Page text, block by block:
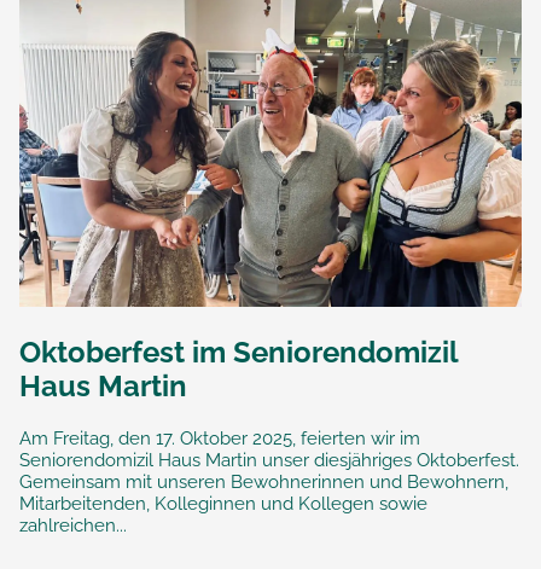
Oktoberfest im Seniorendomizil
Haus Martin
Am Freitag, den 17. Oktober 2025, feierten wir im
Seniorendomizil Haus Martin unser diesjähriges Oktoberfest.
Gemeinsam mit unseren Bewohnerinnen und Bewohnern,
Mitarbeitenden, Kolleginnen und Kollegen sowie
zahlreichen...